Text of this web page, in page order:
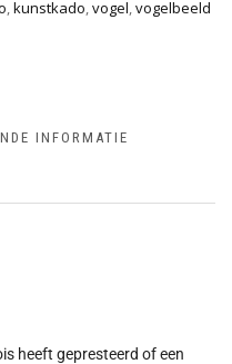
,kunstkado,vogel,vogelbeeld
INFORMATIE
heeft gepresteerd of een